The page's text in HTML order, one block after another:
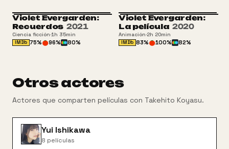
+13
Violet Evergarden:
Recuerdos 2021
Ciencia ficción·1h 35min
IMDb 75% 96% 80%
Violet Evergarden:
La película 2020
Animación·2h 20min
IMDb 83% 100% 82%
Otros actores
Actores que comparten películas con Takehito Koyasu.
Yui Ishikawa
8 películas